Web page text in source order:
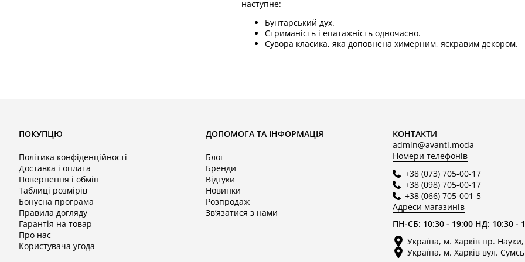
наступне:
Бунтарський дух.
Стриманість і епатажність одночасно.
Сувора класика, яка доповнена химерним, яскравим декором.
Взуття John Richmond в
Якщо ви хочете замовити продукцію John Richmond, офіційний
категорій. Виробник робить упор на комфорт і універсальність
унікальним. З кожним сезоном бренд пропонує нові колекції за
Виробники йдуть сучасним трендам, тому кожна пара - стильна,
працює безпосередньо з компанією, тому вартість продукції -
гарантія. Застарілі колекції покупці можуть придбати зі знижкою.
ПОКУПЦЮ
Політика конфіденційності
Доставка і оплата
Повернення і обмін
Таблиці розмірів
Бонусна програма
Правила догляду
Гарантія на товар
Про нас
Користувача угода
ДОПОМОГА ТА ІНФОРМАЦІЯ
Блог
Бренди
Відгуки
Новинки
Розпродаж
Зв’язатися з нами
КОНТАКТИ
admin@avanti.moda
Номери телефонів
+38 (073) 705-00-17
+38 (098) 705-00-17
+38 (066) 705-001-5
Адреси магазинів
ПН-СБ: 10:30 - 19:00 НД: 10:30 -
Україна, м. Харків пр.
Україна, м. Харків вул.